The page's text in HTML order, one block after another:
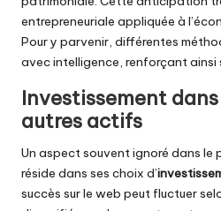
entrepreneuriale appliquée à
Pour y parvenir, différentes
avec intelligence, renforçant ainsi
Investissement
autres actifs
Un aspect souvent ignoré dans le
réside dans ses choix d’
succès sur le web peut fluctuer